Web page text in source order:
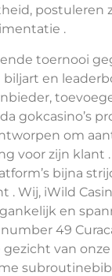
postuleren
.
toernooi
en
gokcasino’s
om
voor zijn klant
bijna
. Wij, iWild
en
49
van